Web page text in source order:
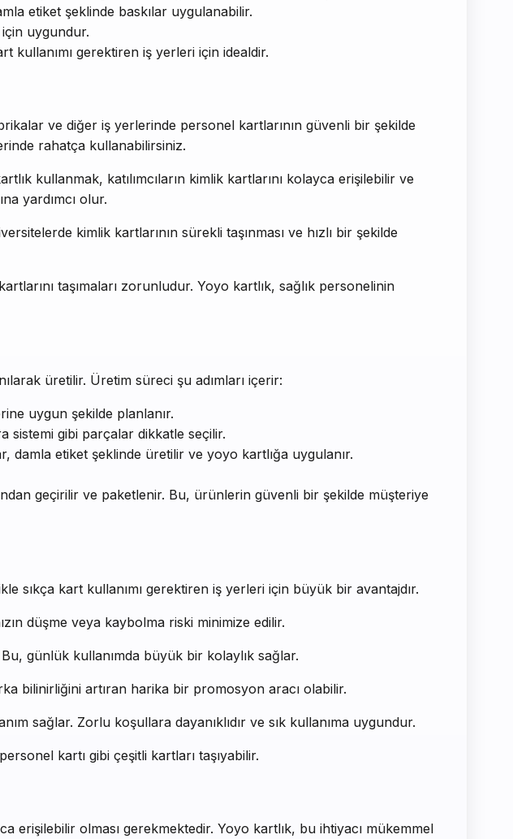
etiket şeklinde baskılar uygulanabilir.
uygundur.
kullanımı gerektiren iş yerleri için idealdir.
ve diğer iş yerlerinde personel kartlarının güvenli bir şekilde
rahatça kullanabilirsiniz.
kullanmak, katılımcıların kimlik kartlarını kolayca erişilebilir ve
yardımcı olur.
kimlik kartlarının sürekli taşınması ve hızlı bir şekilde
taşımaları zorunludur. Yoyo kartlık, sağlık personelinin
üretilir. Üretim süreci şu adımları içerir:
uygun şekilde planlanır.
sistemi gibi parçalar dikkatle seçilir.
damla etiket şeklinde üretilir ve yoyo kartlığa uygulanır.
geçirilir ve paketlenir. Bu, ürünlerin güvenli bir şekilde müşteriye
sıkça kart kullanımı gerektiren iş yerleri için büyük bir avantajdır.
düşme veya kaybolma riski minimize edilir.
günlük kullanımda büyük bir kolaylık sağlar.
bilinirliğini artıran harika bir promosyon aracı olabilir.
sağlar. Zorlu koşullara dayanıklıdır ve sık kullanıma uygundur.
kartı gibi çeşitli kartları taşıyabilir.
erişilebilir olması gerekmektedir. Yoyo kartlık, bu ihtiyacı mükemmel